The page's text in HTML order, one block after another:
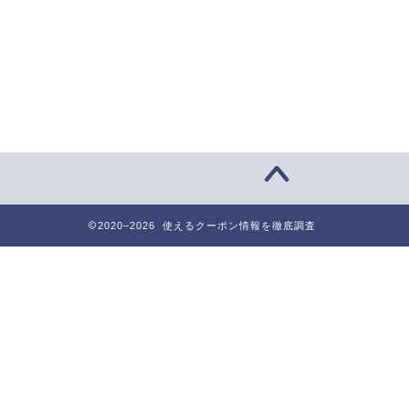
2020–2026 使えるクーポン情報を徹底調査